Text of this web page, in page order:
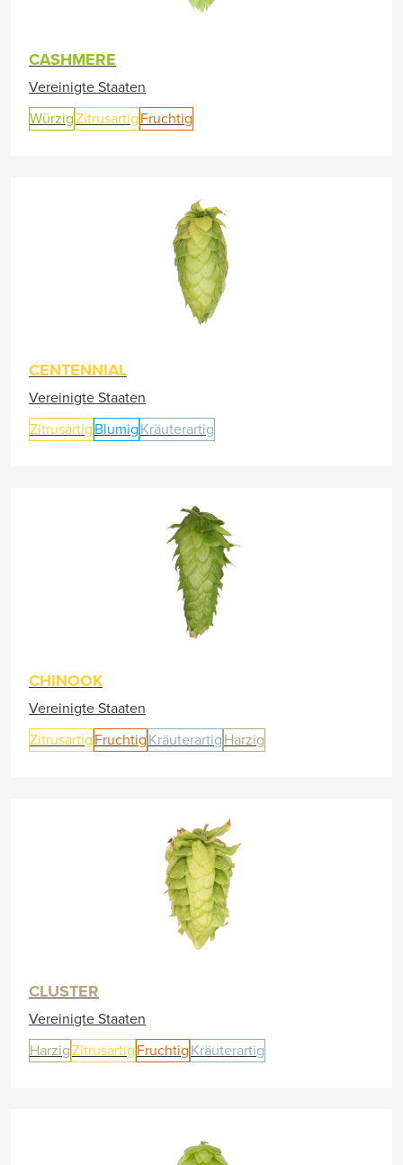
CASHMERE
Vereinigte Staaten
WürzigZitrusartig Fruchtig
CENTENNIAL
Vereinigte Staaten
Zitrusartig Blumig Kräuterartig
CHINOOK
Vereinigte Staaten
Zitrusartig Fruchtig Kräuterartig Harzig
CLUSTER
Vereinigte Staaten
HarzigZitrusartig Fruchtig Kräuterartig